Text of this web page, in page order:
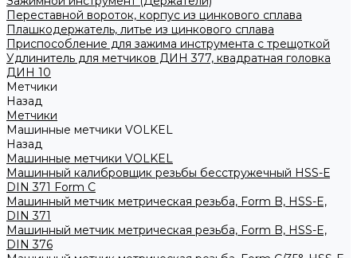
Переставной вороток, корпус из цинкового сплава
Плашкодержатель, литье из цинкового сплава
Приспособление для зажима инструмента с трещоткой
Удлинитель для метчиков ДИН 377, квадратная головка
ДИН 10
Метчики
Назад
Метчики
Машинные метчики VOLKEL
Назад
Машинные метчики VOLKEL
Машинный калибровщик резьбы бесстружечный HSS-Е
DIN 371 Form C
Машинный метчик метрическая резьба, Form B, HSS-E,
DIN 371
Машинный метчик метрическая резьба, Form B, HSS-E,
DIN 376